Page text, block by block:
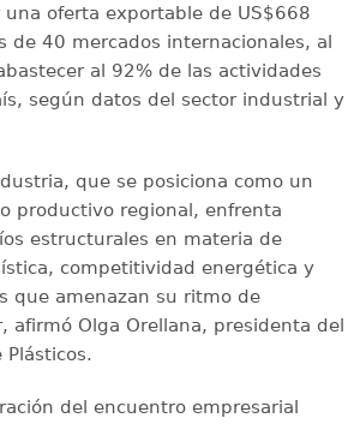
una oferta exportable de US$668
de 40 mercados internacionales, al
al 92% de las actividades
según datos del sector industrial y
que se posiciona como un
productivo regional, enfrenta
estructurales en materia de
competitividad energética y
que amenazan su ritmo de
afirmó Olga Orellana, presidenta del
Plásticos.
del encuentro empresarial